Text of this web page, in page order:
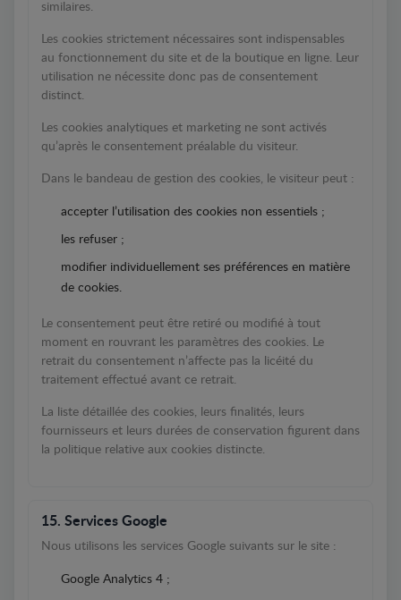
similaires.
Les cookies strictement nécessaires sont indispensables
au fonctionnement du site et de la boutique en ligne. Leur
utilisation ne nécessite donc pas de consentement
distinct.
Les cookies analytiques et marketing ne sont activés
qu’après le consentement préalable du visiteur.
Dans le bandeau de gestion des cookies, le visiteur peut :
accepter l’utilisation des cookies non essentiels ;
les refuser ;
modifier individuellement ses préférences en matière
de cookies.
Le consentement peut être retiré ou modifié à tout
moment en rouvrant les paramètres des cookies. Le
retrait du consentement n’affecte pas la licéité du
traitement effectué avant ce retrait.
La liste détaillée des cookies, leurs finalités, leurs
fournisseurs et leurs durées de conservation figurent dans
la politique relative aux cookies distincte.
15. Services Google
Nous utilisons les services Google suivants sur le site :
Google Analytics 4 ;